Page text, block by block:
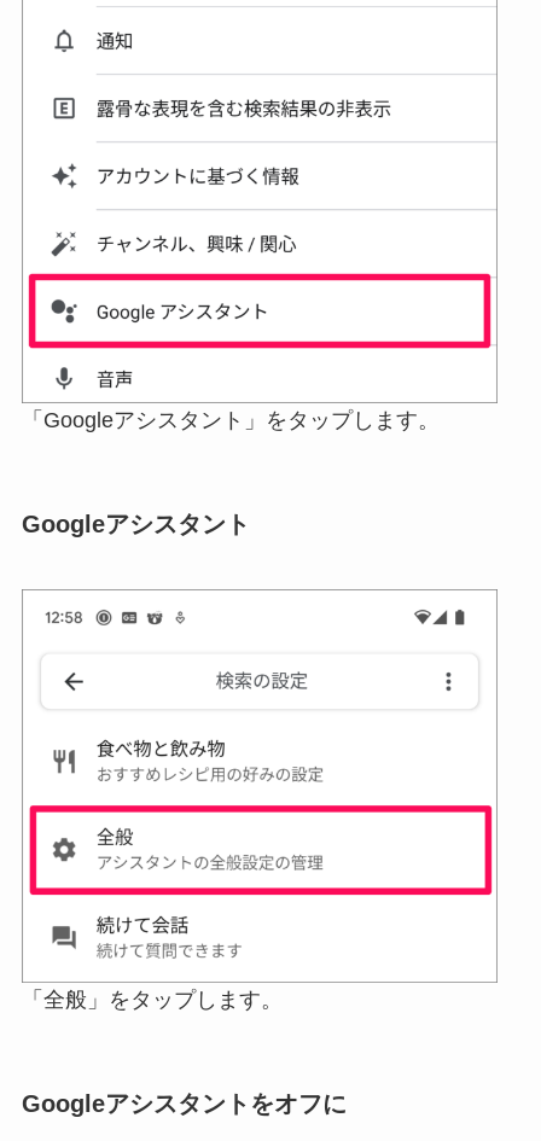
「Googleアシスタント」をタップします。
Googleアシスタント
「全般」をタップします。
Googleアシスタントをオフに